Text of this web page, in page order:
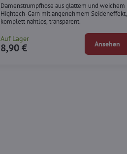
Damenstrumpfhose aus glattem und weichem
Hightech-Garn mit angenehmem Seideneffekt,
komplett nahtlos, transparent.
Auf Lager
8,90 € Ansehen